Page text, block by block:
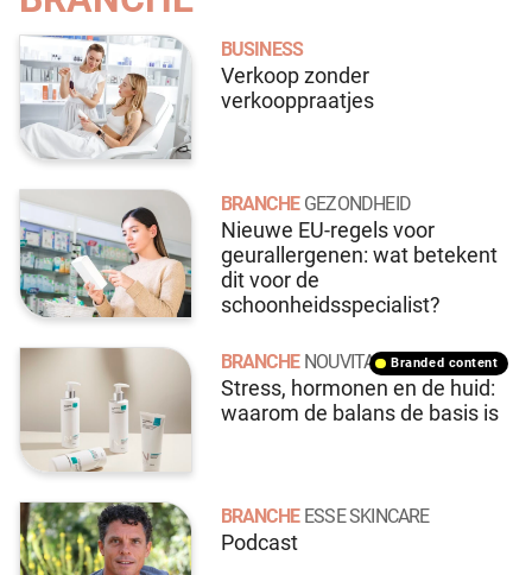
BUSINESS
Verkoop zonder
verkooppraatjes
BRANCHE GEZONDHEID
Nieuwe EU-regels voor
geurallergenen: wat betekent
dit voor de
schoonheidsspecialist?
branded content
BRANCHE NOUVITAL
Stress, hormonen en de huid:
waarom de balans de basis is
BRANCHE ESSE SKINCARE
Podcast